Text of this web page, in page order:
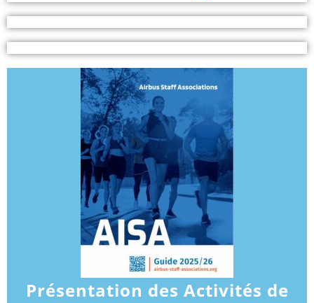
Présentation des Activités de